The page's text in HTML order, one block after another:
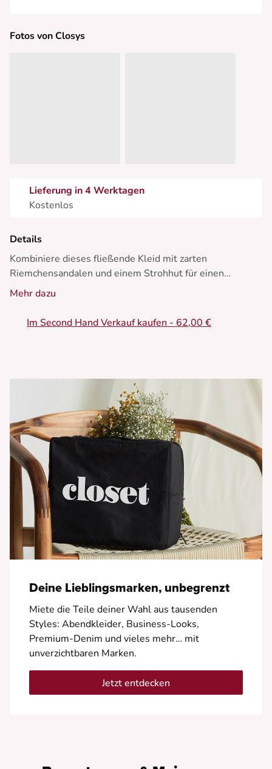
Fotos von Closys
Lieferung in 4 Werktagen
Kostenlos
Details
Kombiniere dieses fließende Kleid mit zarten
Riemchensandalen und einem Strohhut für einen
schicken Sommerlook.
• Fließendes langes Kleid
• Zarte Rüschen auf der Vorderseite
Mehr dazu
Im Second Hand Verkauf kaufen - 62,00 €
Deine Lieblingsmarken, unbegrenzt
Miete die Teile deiner Wahl aus tausenden
Styles: Abendkleider, Business-Looks,
Premium-Denim und vieles mehr… mit
unverzichtbaren Marken.
Jetzt entdecken